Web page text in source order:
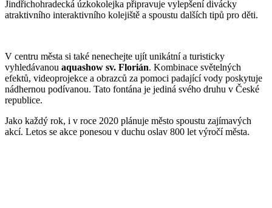
Jindřichohradecká úzkokolejka připravuje vylepšení divácky
atraktivního interaktivního kolejiště a spoustu dalších tipů pro děti.
V centru města si také nenechejte ujít unikátní a turisticky
vyhledávanou aquashow sv. Florián. Kombinace světelných
efektů, videoprojekce a obrazců za pomoci padající vody poskytuje
nádhernou podívanou. Tato fontána je jediná svého druhu v České
republice.
Jako každý rok, i v roce 2020 plánuje město spoustu zajímavých
akcí. Letos se akce ponesou v duchu oslav 800 let výročí města.